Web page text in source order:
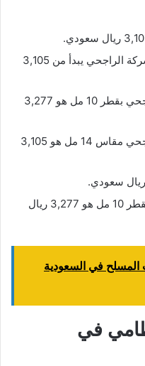
سعر الطن الحديد الواحد لدى شركة الراجحي يبدأ من 3,105
سعر طن حديد التسليح من الراجحي بقطر 10 مل هو 3,277
سعر طن حديد التسليح من الراجحي مقاس 14 مل هو 3,105
سعر حديد التسليح من الراجي بقطر 10 مل هو 3,277 ريال
في السعودية
في